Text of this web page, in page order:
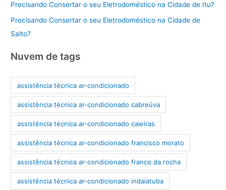
Precisando Consertar o seu Eletrodoméstico na Cidade de Itu?
Precisando Consertar o seu Eletrodoméstico na Cidade de
Salto?
Nuvem de tags
assistência técnica ar-condicionado
assistência técnica ar-condicionado cabreúva
assistência técnica ar-condicionado caieiras
assistência técnica ar-condicionado francisco morato
assistência técnica ar-condicionado franco da rocha
assistência técnica ar-condicionado indaiatuba